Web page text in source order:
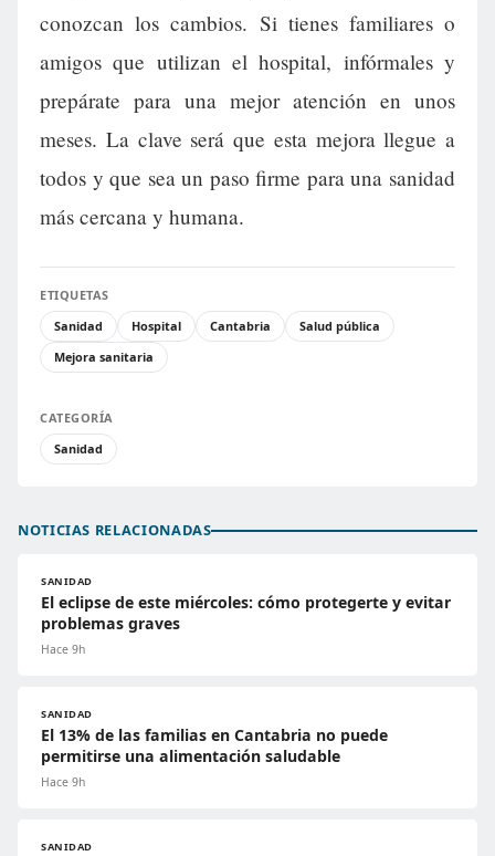
conozcan los cambios. Si tienes familiares o
amigos que utilizan el hospital, infórmales y
prepárate para una mejor atención en unos
meses. La clave será que esta mejora llegue a
todos y que sea un paso firme para una sanidad
más cercana y humana.
ETIQUETAS
Sanidad
Hospital Cantabria
Salud pública
Mejora sanitaria
CATEGORÍA
Sanidad
NOTICIAS RELACIONADAS
SANIDAD
El eclipse de este miércoles: cómo protegerte y evitar
problemas graves
Hace 9h
SANIDAD
El 13% de las familias en Cantabria no puede
permitirse una alimentación saludable
Hace 9h
SANIDAD